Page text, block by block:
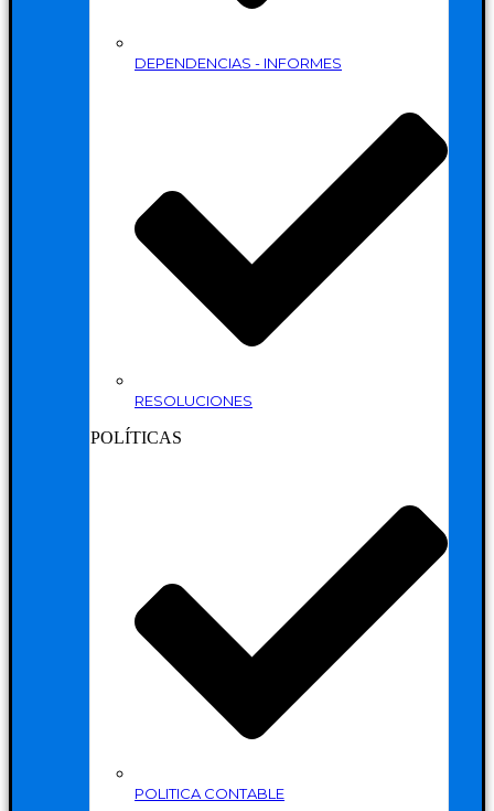
DEPENDENCIAS - INFORMES
RESOLUCIONES
POLÍTICAS
POLITICA CONTABLE